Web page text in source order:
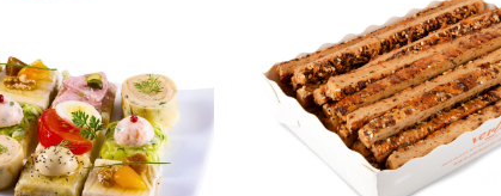
chorizo ibérique et tomates
séchées, mousse de foie
gras et magret de canard
fumé.